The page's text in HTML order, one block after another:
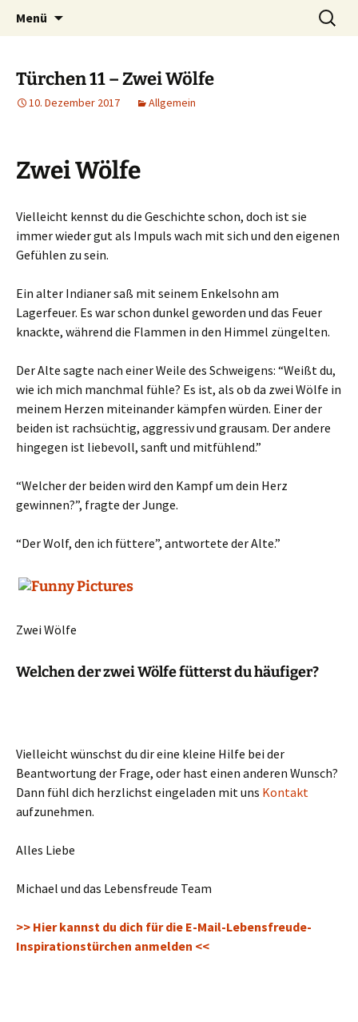
Lebensfreude-Akademie
Lerne deinen stressigen Alltag mit mehr
Freude und Gelassenheit erfolgreich meistern
Menü
Suchen
nach:
Türchen 11 – Zwei Wölfe
10. Dezember 2017 Allgemein
Zwei Wölfe
Vielleicht kennst du die Geschichte schon, doch ist sie
immer wieder gut als Impuls wach mit sich und den eigenen
Gefühlen zu sein.
Ein alter Indianer saß mit seinem Enkelsohn am
Lagerfeuer. Es war schon dunkel geworden und das Feuer
knackte, während die Flammen in den Himmel züngelten.
Der Alte sagte nach einer Weile des Schweigens: “Weißt du,
wie ich mich manchmal fühle? Es ist, als ob da zwei Wölfe in
meinem Herzen miteinander kämpfen würden. Einer der
beiden ist rachsüchtig, aggressiv und grausam. Der andere
hingegen ist liebevoll, sanft und mitfühlend.”
“Welcher der beiden wird den Kampf um dein Herz
gewinnen?”, fragte der Junge.
“Der Wolf, den ich füttere”, antwortete der Alte.”
Zwei Wölfe
Welchen der zwei Wölfe fütterst du häufiger?
Vielleicht wünschst du dir eine kleine Hilfe bei der
Beantwortung der Frage, oder hast einen anderen Wunsch?
Dann fühl dich herzlichst eingeladen mit uns Kontakt
aufzunehmen.
Alles Liebe
Michael und das Lebensfreude Team
>> Hier kannst du dich für die E-Mail-Lebensfreude-
Inspirationstürchen anmelden <<